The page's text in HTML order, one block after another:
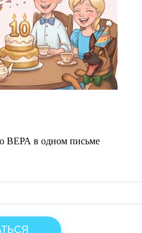
ВЕРА в одном письме